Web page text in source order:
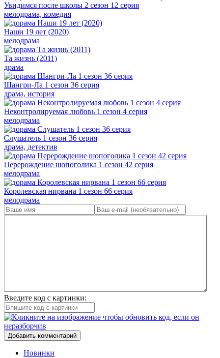
Увидимся после школы 2 сезон 12 серия
мелодрама, комедия
Наши 19 лет (2020)
мелодрама
Та жизнь (2011)
драма
Шангри-Ла 1 сезон 36 серия
драма, история
Неконтролируемая любовь 1 сезон 4 серия
мелодрама
Слушатель 1 сезон 36 серия
драма, детектив
Перерождение шопоголика 1 сезон 42 серия
мелодрама
Королевская нирвана 1 сезон 66 серия
мелодрама
Введите код с картинки:
Добавить комментарий
Новинки